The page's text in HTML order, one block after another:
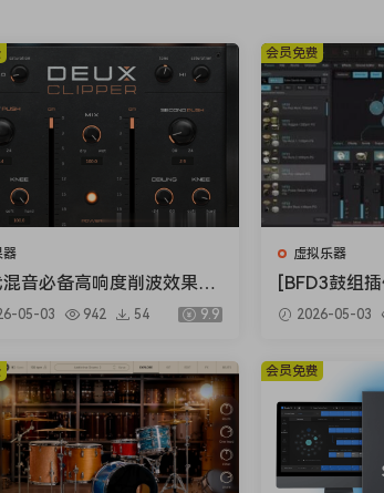
great detail in order to guarantee the
ways to offer more than just faithful
in new directions, creating sounds simply
pad assigned to parameters like FM, ring
manipulation. Also included is a suite of
to enhance your sound design. With huge
add an arsenal of sound sources to your
massive virtual instruments (Wired,
synthesizers produced from 2009 to
from the MFB Kraftzwerk to the
contemporary twist deriving from the
beef up the sound and the XY Pad is
sound. Go big with 16 voices of unison
pulsing basses, searing leads and thick
器
音必备高响度削波效果插
Maciel Audio De
v1.0.0 [WiN, MacOS
05-03 942 54 9.9
虚拟乐器
[BFD3鼓组
D3
B）
2026-05-03
会员免费
会员免费